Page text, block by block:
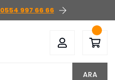
0554 997 66 66
ARA